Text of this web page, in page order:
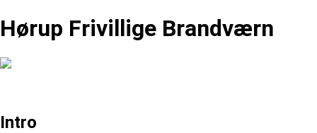
Hørup Frivillige Brandværn
Intro